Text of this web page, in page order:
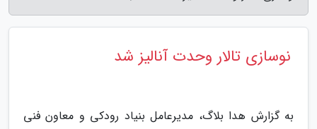
نوسازی تالار وحدت آنالیز شد
به گزارش هدا بلاگ، مدیرعامل بنیاد رودکی و معاون فنی